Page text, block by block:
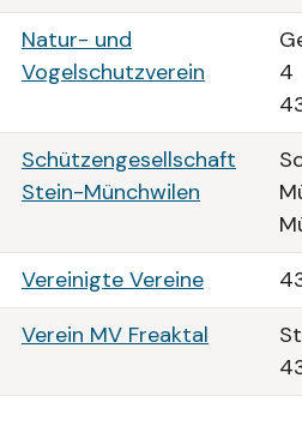
Natur- und
Vogelschutzverein
4
Schützengesellschaft
Stein-Münchwilen
Vereinigte Vereine
Verein MV Freaktal